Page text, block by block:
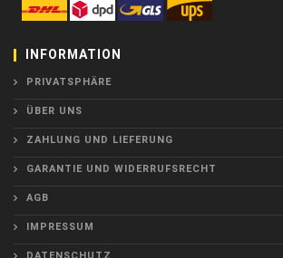
INFORMATION
PRIVATSPHÄRE
ÜBER UNS
ZAHLUNG UND LIEFERUNG
GARANTIE UND WIDERRUFSRECHT
AGB
IMPRESSUM